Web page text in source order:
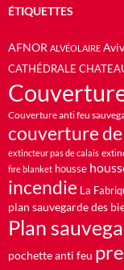
ÉTIQUETTES
AFNOR ALVÉOLAIRE
CATHÉDRALE
Couverture anti feu
couverture
extincteur pas de calais
fire blanket housse
incendie La
plan sauvegarde des
Plan
pochette anti feu